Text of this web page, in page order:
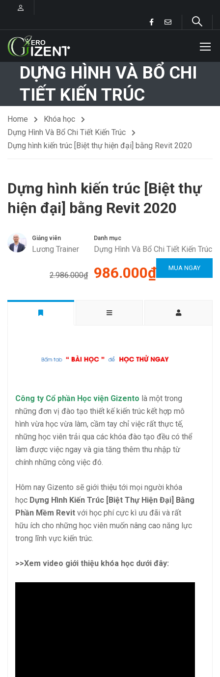
DỰNG HÌNH VÀ BỔ CHI
TIẾT KIẾN TRÚC
Home
Khóa học
Dựng Hình Và Bổ Chi Tiết Kiến Trúc
Dựng hình kiến trúc [Biệt thự hiện đại] bằng Revit 2020
Dựng hình kiến trúc [Biệt thự
hiện đại] bằng Revit 2020
Giảng viên
Lương Trainer
Danh mục
Dựng Hình Và Bổ Chi Tiết Kiến Trúc
2.986.000₫ 986.000₫ MUA NGAY
Công ty Cổ phần Học viện Gizento là một trong
những đơn vị đào tạo thiết kế kiến trúc kết hợp mô
hình vừa học vừa làm, cầm tay chỉ việc rất thực tế,
những học viên trải qua các khóa đào tạo đều có thể
làm được việc ngay và gia tăng thêm thu nhập từ
chính những công việc đó.
Hôm nay Gizento sẽ giới thiệu tới mọi người khóa
học Dựng Hình Kiến Trúc [Biệt Thự Hiện Đại] Bằng
Phần Mềm Revit với học phí cực kì ưu đãi và rất
hữu ích cho những học viên muốn nâng cao năng lực
trong lĩnh vực kiến trúc.
>>Xem video giới thiệu khóa học dưới đây: